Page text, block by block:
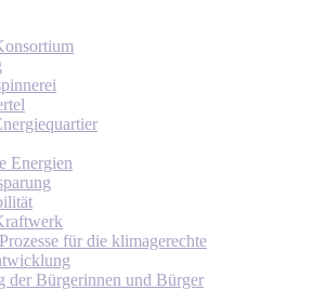
Energien
für die klimagerechte
der Bürgerinnen und Bürger